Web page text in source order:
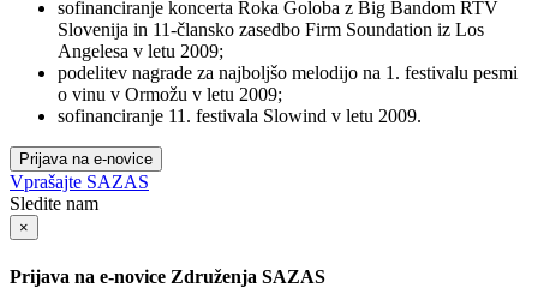
sofinanciranje koncerta Roka Goloba z Big Bandom RTV
Slovenija in 11-člansko zasedbo Firm Soundation iz Los
Angelesa v letu 2009;
podelitev nagrade za najboljšo melodijo na 1. festivalu pesmi
o vinu v Ormožu v letu 2009;
sofinanciranje 11. festivala Slowind v letu 2009.
Prijava na e-novice
Vprašajte SAZAS
Sledite nam
×
Prijava na e-novice Združenja SAZAS